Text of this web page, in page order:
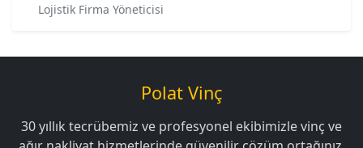
Lojistik Firma Yöneticisi
Polat Vinç
30 yıllık tecrübemiz ve profesyonel ekibimizle vinç ve